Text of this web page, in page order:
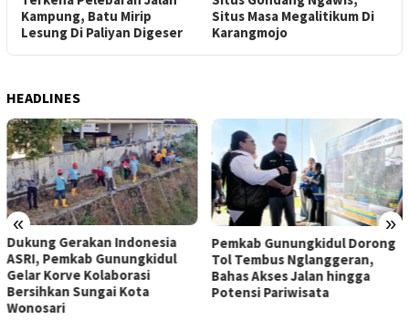
Kampung, Batu Mirip
Lesung Di Paliyan Digeser
Situs Masa Megalitikum Di
Karangmojo
HEADLINES
« »
Dukung Gerakan Indonesia
ASRI, Pemkab Gunungkidul
Gelar Korve Kolaborasi
Bersihkan Sungai Kota
Wonosari
Pemkab Gunungkidul Dorong
Tol Tembus Nglanggeran,
Bahas Akses Jalan hingga
Potensi Pariwisata